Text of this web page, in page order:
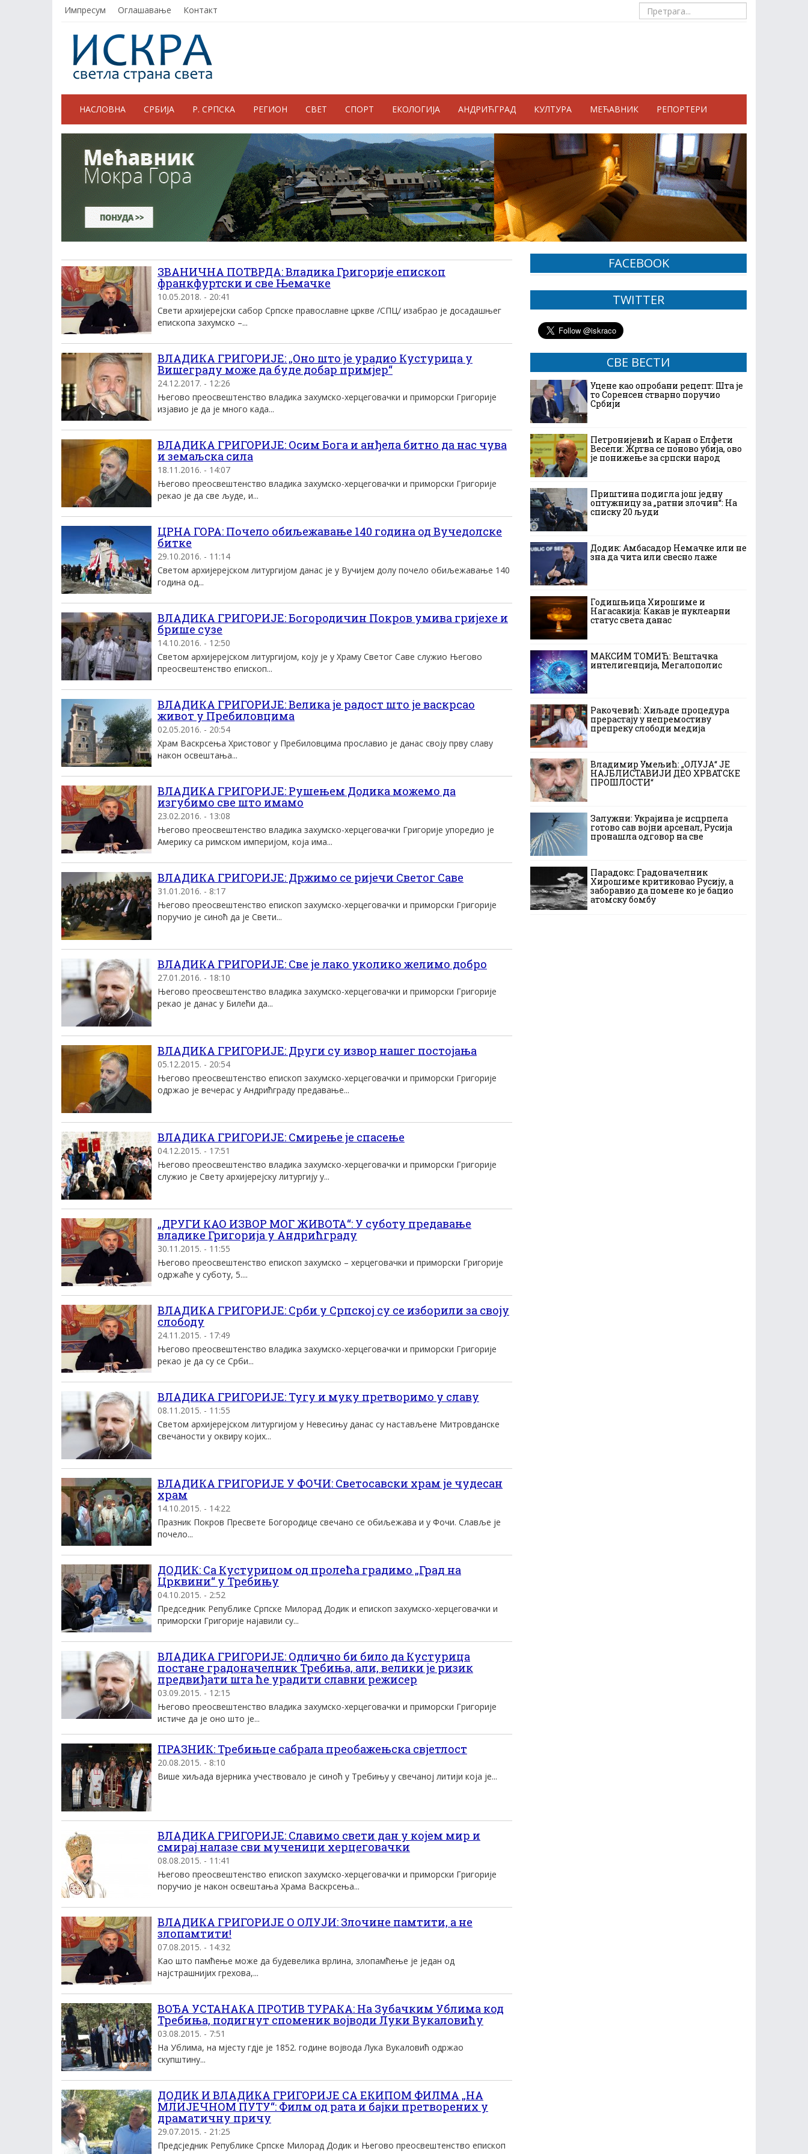
Импресум Оглашавање Контакт
НАСЛОВНА СРБИЈА Р. СРПСКА РЕГИОН СВЕТ СПОРТ ЕКОЛОГИЈА АНДРИЋГРАД КУЛТУРА МЕЋАВНИК РЕПОРТЕРИ
ЗВАНИЧНА ПОТВРДА: Владика Григорије епископ
франкфуртски и све Њемачке
10.05.2018. - 20:41
Свети архијерејски сабор Српске православне цркве /СПЦ/ изабрао је досадашњег
епископа захумско –...
ВЛАДИКА ГРИГОРИЈЕ: „Оно што је урадио Кустурица у
Вишеграду може да буде добар примјер“
24.12.2017. - 12:26
Његово преосвештенство владика захумско-херцеговачки и приморски Григорије
изјавио је да је много када...
ВЛАДИКА ГРИГОРИЈЕ: Осим Бога и анђела битно да нас чува
и земаљска сила
18.11.2016. - 14:07
Његово преосвештенство владика захумско-херцеговачки и приморски Григорије
рекао је да све људе, и...
ЦРНА ГОРА: Почело обиљежавање 140 година од Вучедолске
битке
29.10.2016. - 11:14
Светом архијерејском литургијом данас је у Вучијем долу почело обиљежавање 140
година од...
ВЛАДИКА ГРИГОРИЈЕ: Богородичин Покров умива гријехе и
брише сузе
14.10.2016. - 12:50
Светом архијерејском литургијом, коју је у Храму Светог Саве служио Његово
преосвештенство епископ...
ВЛАДИКА ГРИГОРИЈЕ: Велика је радост што је васкрсао
живот у Пребиловцима
02.05.2016. - 20:54
Храм Васкрсења Христовог у Пребиловцима прославио је данас своју прву славу
након освештања...
ВЛАДИКА ГРИГОРИЈЕ: Рушењем Додика можемо да
изгубимо све што имамо
23.02.2016. - 13:08
Његово преосвештенство владика захумско-херцеговачки Григорије упоредио је
Америку са римском империјом, која има...
ВЛАДИКА ГРИГОРИЈЕ: Држимо се ријечи Светог Саве
31.01.2016. - 8:17
Његово преосвештенство епископ захумско-херцеговачки и приморски Григорије
поручио је синоћ да је Свети...
ВЛАДИКА ГРИГОРИЈЕ: Све је лако уколико желимо добро
27.01.2016. - 18:10
Његово преосвештенство владика захумско-херцеговачки и приморски Григорије
рекао је данас у Билећи да...
ВЛАДИКА ГРИГОРИЈЕ: Други су извор нашег постојања
05.12.2015. - 20:54
Његово преосвештенство епископ захумско-херцеговачки и приморски Григорије
одржао је вечерас у Андрићграду предавање...
ВЛАДИКА ГРИГОРИЈЕ: Смирење је спасење
04.12.2015. - 17:51
Његово преосвештенство владика захумско-херцеговачки и приморски Григорије
служио је Свету архијерејску литургију у...
„ДРУГИ КАО ИЗВОР МОГ ЖИВОТА“: У суботу предавање
владике Григорија у Андрићграду
30.11.2015. - 11:55
Његово преосвештенство епископ захумско – херцеговачки и приморски Григорије
одржаће у суботу, 5....
ВЛАДИКА ГРИГОРИЈЕ: Срби у Српској су се изборили за своју
слободу
24.11.2015. - 17:49
Његово преосвештенство владика захумско-херцеговачки и приморски Григорије
рекао је да су се Срби...
ВЛАДИКА ГРИГОРИЈЕ: Тугу и муку претворимо у славу
08.11.2015. - 11:55
Светом архијерејском литургијом у Невесињу данас су настављене Митровданске
свечаности у оквиру којих...
ВЛАДИКА ГРИГОРИЈЕ У ФОЧИ: Светосавски храм је чудесан
храм
14.10.2015. - 14:22
Празник Покров Пресвете Богородице свечано се обиљежава и у Фочи. Славље је
почело...
ДОДИК: Са Кустурицом од пролећа градимо „Град на
Црквини“ у Требињу
04.10.2015. - 2:52
Председник Републике Српске Милорад Додик и епископ захумско-херцеговачки и
приморски Григорије најавили су...
ВЛАДИКА ГРИГОРИЈЕ: Одлично би било да Кустурица
постане градоначелник Требиња, али, велики је ризик
предвиђати шта ће урадити славни режисер
03.09.2015. - 12:15
Његово преосвештенство владика захумско-херцеговачки и приморски Григорије
истиче да је оно што је...
ПРАЗНИК: Требињце сабрала преобажењска свјетлост
20.08.2015. - 8:10
Више хиљада вјерника учествовало је синоћ у Требињу у свечаној литији која је...
ВЛАДИКА ГРИГОРИЈЕ: Славимо свети дан у којем мир и
смирај налазе сви мученици херцеговачки
08.08.2015. - 11:41
Његово преосвештенство епископ захумско-херцеговачки и приморски Григорије
поручио је након освештања Храма Васкрсења...
ВЛАДИКА ГРИГОРИЈЕ О ОЛУЈИ: Злочине памтити, а не
злопамтити!
07.08.2015. - 14:32
Као што памћење може да будевелика врлина, злопамћење је један од
најстрашнијих грехова,...
ВОЂА УСТАНАКА ПРОТИВ ТУРАКА: На Зубачким Ублима код
Требиња, подигнут споменик војводи Луки Вукаловићу
03.08.2015. - 7:51
На Ублима, на мјесту гдје је 1852. године војвода Лука Вукаловић одржао
скупштину...
ДОДИК И ВЛАДИКА ГРИГОРИЈЕ СА ЕКИПОМ ФИЛМА „НА
МЛИЈЕЧНОМ ПУТУ“: Филм од рата и бајки претворених у
драматичну причу
29.07.2015. - 21:25
Предсједник Републике Српске Милорад Додик и Његово преосвештенство епископ
FACEBOOK
TWITTER
СВЕ ВЕСТИ
Уцене као опробани рецепт: Шта је
то Соренсен стварно поручио
Србији
Петронијевић и Каран о Елфети
Весели: Жртва се поново убија, ово
је понижење за српски народ
Приштина подигла још једну
оптужницу за „ратни злочин“: На
списку 20 људи
Додик: Амбасадор Немачке или не
зна да чита или свесно лаже
Годишњица Хирошиме и
Нагасакија: Какав је нуклеарни
статус света данас
МАКСИМ ТОМИЋ: Вештачка
интелигенција, Мегалополис
Ракочевић: Хиљаде процедура
прерастају у непремостиву
препреку слободи медија
Владимир Умељић: „ОЛУЈА“ ЈЕ
НАЈБЛИСТАВИЈИ ДЕО ХРВАТСКЕ
ПРОШЛОСТИ“
Залужни: Украјина је исцрпела
готово сав војни арсенал, Русија
пронашла одговор на све
Парадокс: Градоначелник
Хирошиме критиковао Русију, а
заборавио да помене ко је бацио
атомску бомбу